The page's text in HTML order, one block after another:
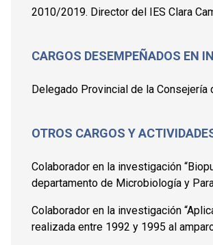
2010/2019. Director del IES Clara
CARGOS DESEMPEÑADOS EN
Delegado Provincial de la Consejería
OTROS CARGOS Y
Colaborador en la investigación
departamento de Microbiología y
Colaborador en la investigación
realizada entre 1992 y 1995 al